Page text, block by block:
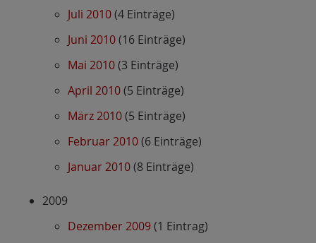
Juli 2010(4 Einträge)
Juni 2010(16 Einträge)
Mai 2010(3 Einträge)
April 2010(5 Einträge)
März 2010(5 Einträge)
Februar 2010(6 Einträge)
Januar 2010(8 Einträge)
2009
Dezember 2009(1 Eintrag)